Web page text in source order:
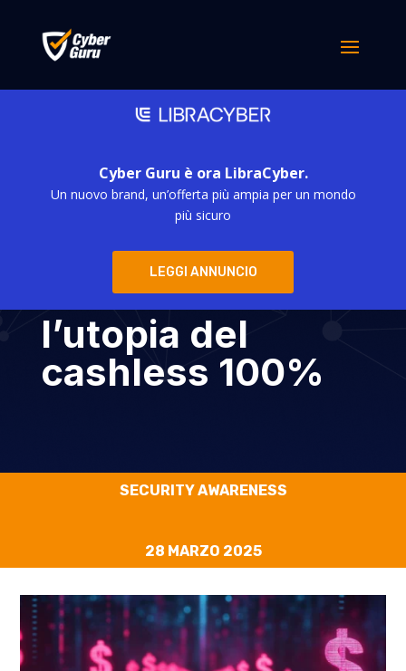
Cyber Guru è ora LibraCyber.
Un nuovo brand, un’offerta più ampia per un mondo
più sicuro
LEGGI ANNUNCIO
Contante: la
retromarcia degli
scandinavi e
l’utopia del
cashless 100%
SECURITY AWARENESS
28 MARZO 2025